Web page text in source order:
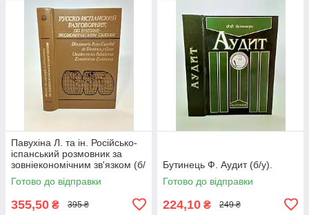
Павухіна Л. та ін. Російсько-
іспанський розмовник за
зовніекономічним зв'язком (б/
у).
Готово до відправки
355,50 ₴ 395 ₴
Бутинець Ф. Аудит (б/у).
Готово до відправки
224,10 ₴ 249 ₴